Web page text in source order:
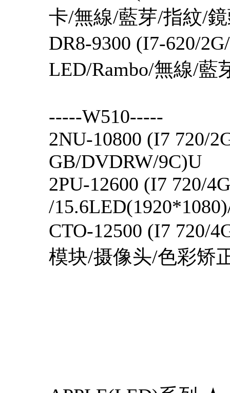
卡/無線/藍芽/指紋/
DR8-9300 (I7-620/
LED/Rambo/無線/
-----W510-----
2NU-10800 (I7 720/
GB/DVDRW/9C)U
2PU-12600 (I7 720/
/
CTO-12500 (I7 720/
模块/摄像头/色彩矫